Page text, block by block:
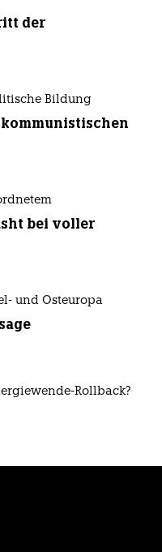
der
Bildung
bei voller
und Osteuropa
Rollback?